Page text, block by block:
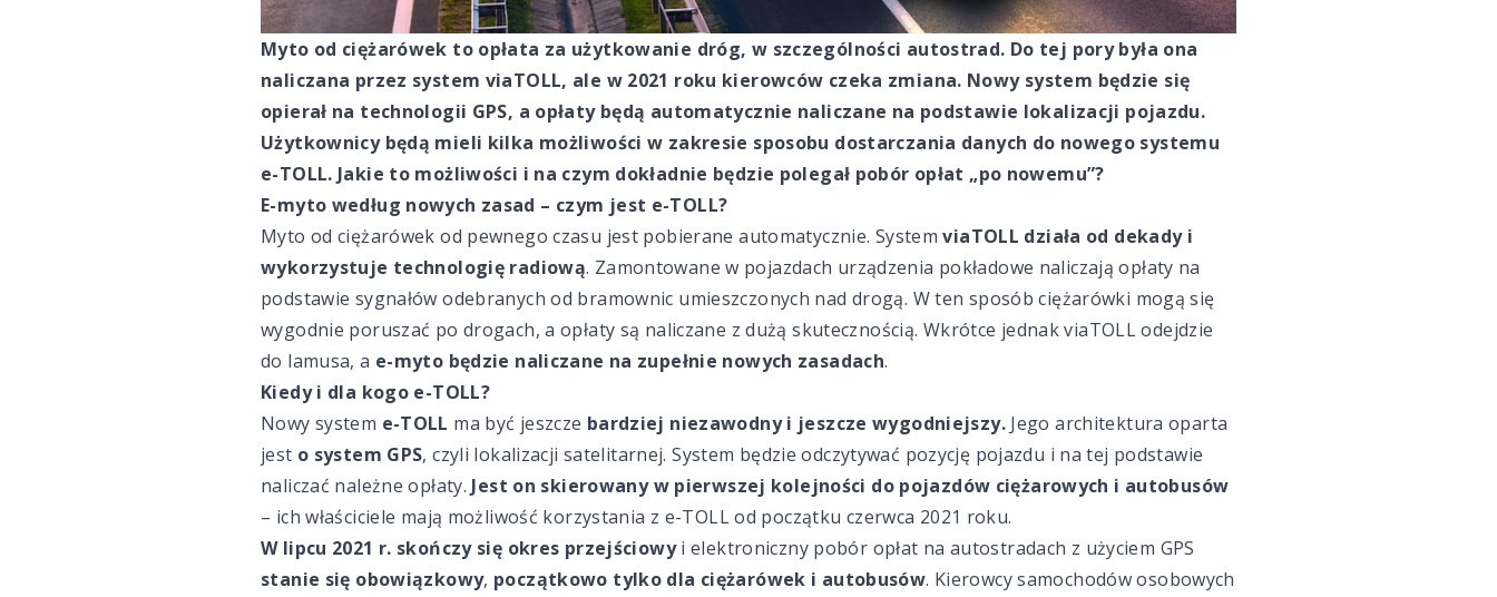
Myto od ciężarówek to opłata za użytkowanie dróg, w szczególności autostrad. Do tej pory była ona
naliczana przez system viaTOLL, ale w 2021 roku kierowców czeka zmiana. Nowy system będzie się
opierał na technologii GPS, a opłaty będą automatycznie naliczane na podstawie lokalizacji pojazdu.
Użytkownicy będą mieli kilka możliwości w zakresie sposobu dostarczania danych do nowego systemu
e-TOLL. Jakie to możliwości i na czym dokładnie będzie polegał pobór opłat „po nowemu”?
E-myto według nowych zasad – czym jest e-TOLL?
Myto od ciężarówek od pewnego czasu jest pobierane automatycznie. SystemviaTOLL działa od dekady i
wykorzystuje technologię radiową. Zamontowane w pojazdach urządzenia pokładowe naliczają opłaty na
podstawie sygnałów odebranych od bramownic umieszczonych nad drogą. W ten sposób ciężarówki mogą się
wygodnie poruszać po drogach, a opłaty są naliczane z dużą skutecznością. Wkrótce jednak viaTOLL odejdzie
do lamusa, a e-myto będzie naliczane na zupełnie nowych zasadach.
Kiedy i dla kogo e-TOLL?
Nowy system e-TOLL ma być jeszcze bardziej niezawodny i jeszcze wygodniejszy.Jego architektura oparta
jest o system GPS, czyli lokalizacji satelitarnej. System będzie odczytywać pozycję pojazdu i na tej podstawie
naliczać należne opłaty. Jest on skierowany w pierwszej kolejności do pojazdów ciężarowych i autobusów
– ich właściciele mają możliwość korzystania z e-TOLLod początku czerwca 2021 roku.
W lipcu 2021 r. skończy się okres przejściowyi elektroniczny pobór opłat na autostradach z użyciem GPS
stanie się obowiązkowy, początkowo tylko dla ciężarówek i autobusów. Kierowcy samochodów osobowych